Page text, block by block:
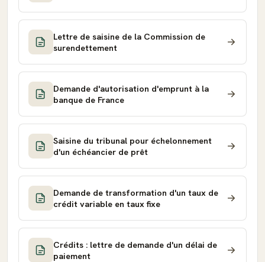
Lettre de saisine de la Commission de
surendettement
Demande d'autorisation d'emprunt à la
banque de France
Saisine du tribunal pour échelonnement
d'un échéancier de prêt
Demande de transformation d'un taux de
crédit variable en taux fixe
Crédits : lettre de demande d'un délai de
paiement